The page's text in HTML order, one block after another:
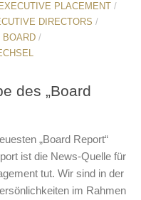
EXECUTIVE PLACEMENT /
DIRECTORS /
BOARD /
des „Board
„Board Report“
ist die News-Quelle für
tut. Wir sind in der
im Rahmen